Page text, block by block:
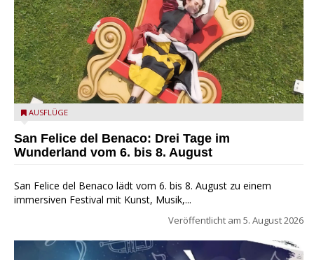
San Felice del Benaco: Drei Tage im Wunderland
AUSFLÜGE
San Felice del Benaco: Drei Tage im
Wunderland vom 6. bis 8. August
San Felice del Benaco lädt vom 6. bis 8. August zu einem
immersiven Festival mit Kunst, Musik,...
Veröffentlicht am 5. August 2026